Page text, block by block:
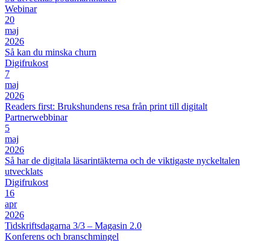
Webinar
20
maj
2026
Så kan du minska churn
Digifrukost
7
maj
2026
Readers first: Brukshundens resa från print till digitalt
Partnerwebbinar
5
maj
2026
Så har de digitala läsarintäkterna och de viktigaste nyckeltalen
utvecklats
Digifrukost
16
apr
2026
Tidskriftsdagarna 3/3 – Magasin 2.0
Konferens och branschmingel